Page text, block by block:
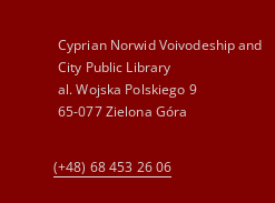
Cyprian Norwid Voivodeship and
City Public Library
al. Wojska Polskiego 9
65-077 Zielona Góra
(+48) 68 453 26 06